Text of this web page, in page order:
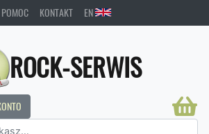
POMOC KONTAKT EN
ROCK-SERWIS